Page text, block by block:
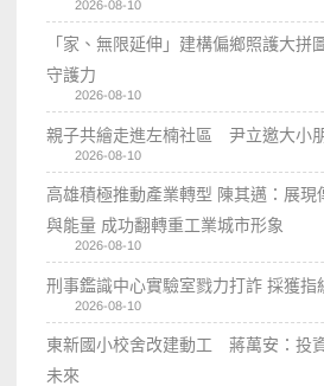
2026-08-10
「家、無限延伸」建構偏鄉照護大
守護力
2026-08-10
親子共繪走進左楠社區 尹立邀大小
2026-08-10
高雄積極推動產業轉型 陳其邁：展現
與能量 成功翻轉重工業城市形象
2026-08-10
刑事鑑識中心實驗室戮力打詐 採獲指
2026-08-10
東新國小校舍改建動工 蔣萬安：投
未來